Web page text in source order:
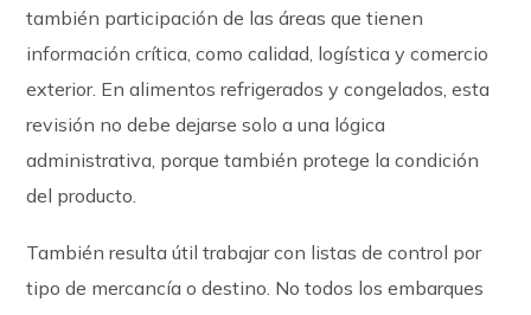
también participación de las áreas que tienen
información crítica, como calidad, logística y comercio
exterior. En alimentos refrigerados y congelados, esta
revisión no debe dejarse solo a una lógica
administrativa, porque también protege la condición
del producto.
También resulta útil trabajar con listas de control por
tipo de mercancía o destino. No todos los embarques